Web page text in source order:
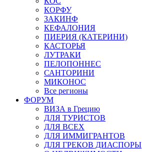
КОРФУ
ЗАКИНФ
КЕФАЛОНИЯ
ПИЕРИЯ (КАТЕРИНИ)
КАСТОРЬЯ
ЛУТРАКИ
ПЕЛОПОННЕС
САНТОРИНИ
МИКОНОС
Все регионы
ФОРУМ
ВИЗА в Грецию
ДЛЯ ТУРИСТОВ
ДЛЯ ВСЕХ
ДЛЯ ИММИГРАНТОВ
ДЛЯ ГРЕКОВ ДИАСПОРЫ